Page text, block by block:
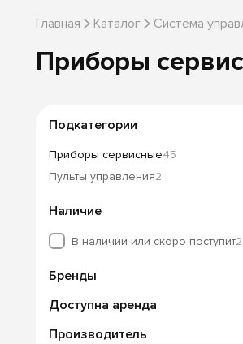
Главная Каталог Система
Приборы
Подкатегории
Приборы сервисные45
Пульты управления2
Наличие
В наличии или скоро поступит
Бренды
Доступна аренда
Производитель